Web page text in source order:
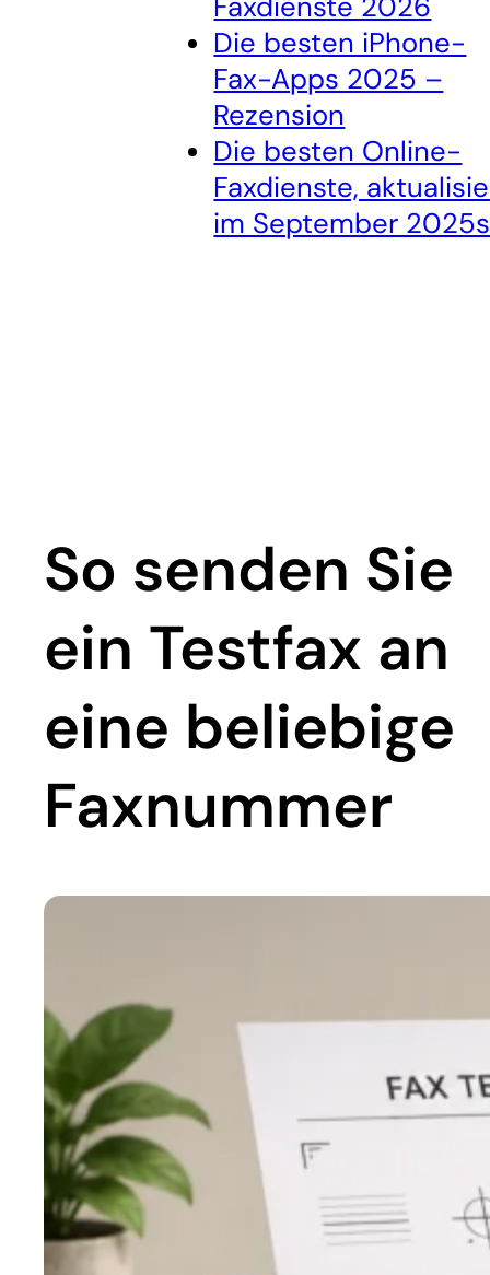
Die besten iPhone-
Fax-Apps 2025 –
Rezension
Die besten Online-
Faxdienste,
im September 2025s
So senden Sie
ein Testfax an
eine beliebige
Faxnummer